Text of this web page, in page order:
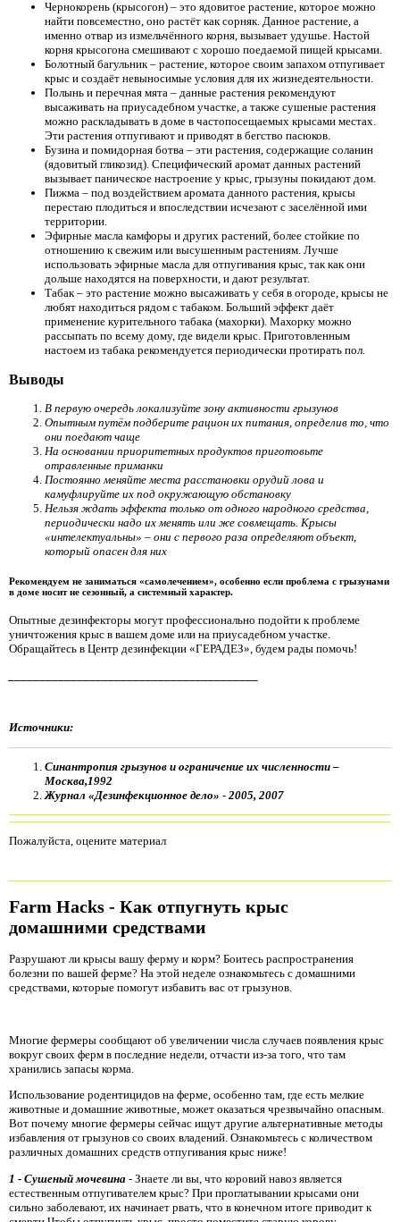
Чернокорень (крысогон) – это ядовитое растение, которое можно
найти повсеместно, оно растёт как сорняк. Данное растение, а
именно отвар из измельчённого корня, вызывает удушье. Настой
корня крысогона смешивают с хорошо поедаемой пищей крысами.
Болотный багульник – растение, которое своим запахом отпугивает
крыс и создаёт невыносимые условия для их жизнедеятельности.
Полынь и перечная мята – данные растения рекомендуют
высаживать на приусадебном участке, а также сушеные растения
можно раскладывать в доме в частопосещаемых крысами местах.
Эти растения отпугивают и приводят в бегство пасюков.
Бузина и помидорная ботва – эти растения, содержащие соланин
(ядовитый гликозид). Специфический аромат данных растений
вызывает паническое настроение у крыс, грызуны покидают дом.
Пижма – под воздействием аромата данного растения, крысы
перестаю плодиться и впоследствии исчезают с заселённой ими
территории.
Эфирные масла камфоры и других растений, более стойкие по
отношению к свежим или высушенным растениям. Лучше
использовать эфирные масла для отпугивания крыс, так как они
дольше находятся на поверхности, и дают результат.
Табак – это растение можно высаживать у себя в огороде, крысы не
любят находиться рядом с табаком. Больший эффект даёт
применение курительного табака (махорки). Махорку можно
рассыпать по всему дому, где видели крыс. Приготовленным
настоем из табака рекомендуется периодически протирать пол.
Выводы
В первую очередь локализуйте зону активности грызунов
Опытным путём подберите рацион их питания, определив то, что
они поедают чаще
На основании приоритетных продуктов приготовьте
отравленные приманки
Постоянно меняйте места расстановки орудий лова и
камуфлируйте их под окружающую обстановку
Нельзя ждать эффекта только от одного народного средства,
периодически надо их менять или же совмещать. Крысы
«интелектуальны» – они с первого раза определяют объект,
который опасен для них
Рекомендуем не заниматься «самолечением», особенно если проблема с грызунами
в доме носит не сезонный, а системный характер.
Опытные дезинфекторы могут профессионально подойти к проблеме
уничтожения крыс в вашем доме или на приусадебном участке.
Обращайтесь в Центр дезинфекции «ГЕРАДЕЗ», будем рады помочь!
Источники:
Синантропия грызунов и ограничение их численности –
Москва,1992
Журнал «Дезинфекционное дело» - 2005, 2007
Пожалуйста, оцените материал
Farm Hacks - Как отпугнуть крыс
домашними средствами
Разрушают ли крысы вашу ферму и корм? Боитесь распространения
болезни по вашей ферме? На этой неделе ознакомьтесь с домашними
средствами, которые помогут избавить вас от грызунов.
Многие фермеры сообщают об увеличении числа случаев появления крыс
вокруг своих ферм в последние недели, отчасти из-за того, что там
хранились запасы корма.
Использование родентицидов на ферме, особенно там, где есть мелкие
животные и домашние животные, может оказаться чрезвычайно опасным.
Вот почему многие фермеры сейчас ищут другие альтернативные методы
избавления от грызунов со своих владений. Ознакомьтесь с количеством
различных домашних средств отпугивания крыс ниже!
1 - Сушеный мочевина - Знаете ли вы, что коровий навоз является
естественным отпугивателем крыс? При проглатывании крысами они
сильно заболевают, их начинает рвать, что в конечном итоге приводит к